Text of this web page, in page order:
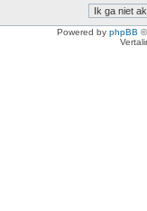
Powered by phpBB